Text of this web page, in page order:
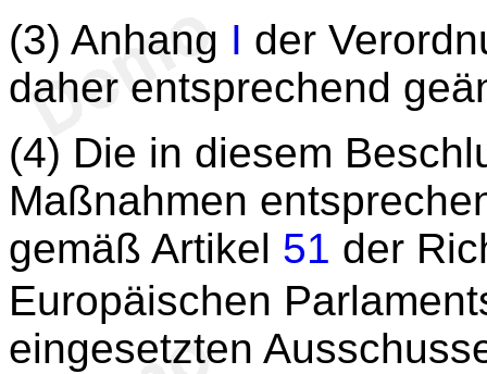
(3) Anhang I der
daher entsprechend
(4) Die in diesem
Maßnahmen
gemäß Artikel 51 der
Europäischen
eingesetzten